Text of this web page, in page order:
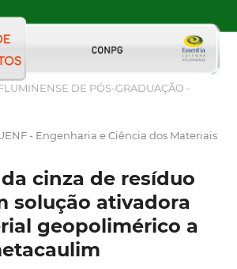
DE PÓS-GRADUAÇÃO -
- Engenharia e Ciência dos Materiais
cinza de resíduo
solução ativadora
geopolimérico a